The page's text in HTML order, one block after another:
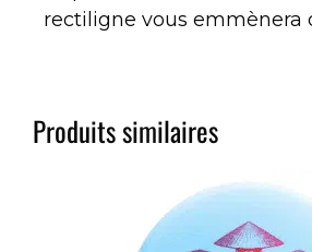
rectiligne vous emmènera
Produits similaires